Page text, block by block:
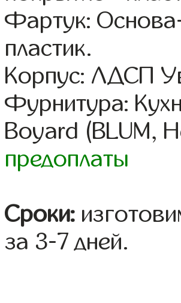
Фартук:
пластик.
Корпус: ЛДСП
Фурнитура:
Boyard (BLUM,
предоплаты
Сроки:
за 3-7 дней.